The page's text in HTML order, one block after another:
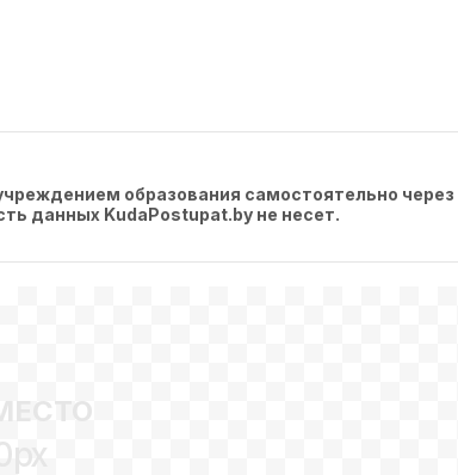
образования самостоятельно через
данных KudaPostupat.by не несет.